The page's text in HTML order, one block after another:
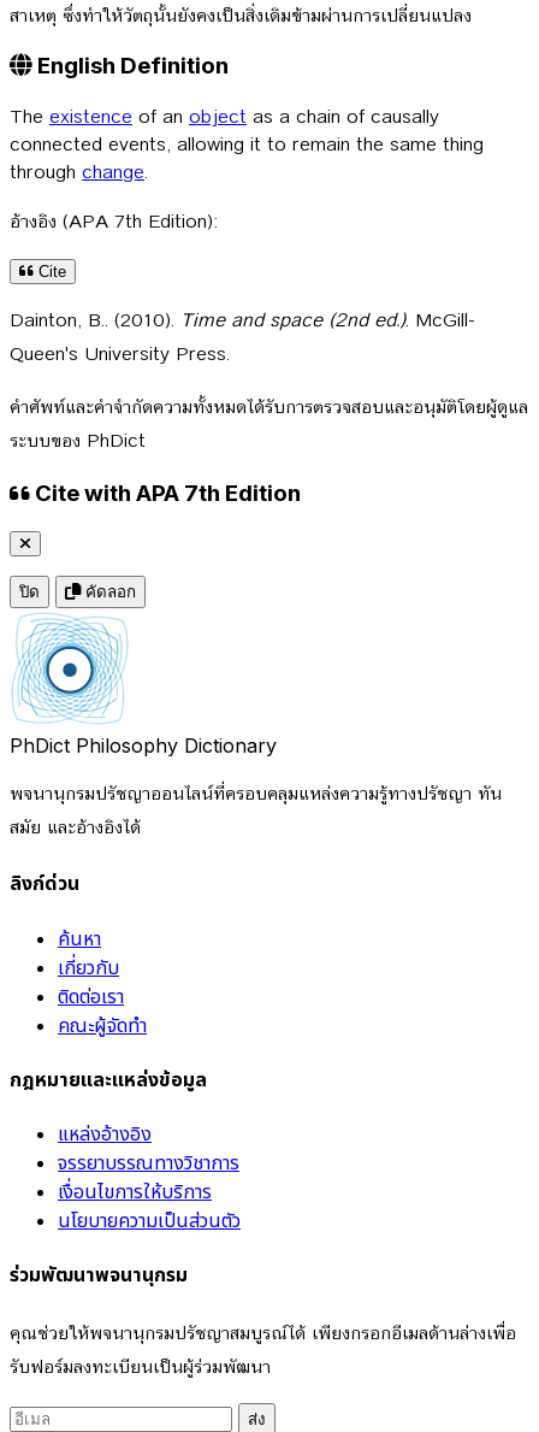
สาเหตุ ซึ่งทำให้วัตถุนั้นยังคงเป็นสิ่งเดิมข้ามผ่านการเปลี่ยนแปลง
English Definition
The existence of an object as a chain of causally
connected events, allowing it to remain the same thing
through change.
อ้างอิง (APA 7th Edition):
Cite
Dainton, B.. (2010). Time and space (2nd ed.). McGill-
Queen's University Press.
คำศัพท์และคำจำกัดความทั้งหมดได้รับการตรวจสอบและอนุมัติโดยผู้ดูแล
ระบบของ PhDict
Cite with APA 7th Edition
ปิด คัดลอก
PhDict Philosophy Dictionary
พจนานุกรมปรัชญาออนไลน์ที่ครอบคลุมแหล่งความรู้ทางปรัชญา ทัน
สมัย และอ้างอิงได้
ลิงก์ด่วน
ค้นหา
เกี่ยวกับ
ติดต่อเรา
คณะผู้จัดทำ
กฎหมายและแหล่งข้อมูล
แหล่งอ้างอิง
จรรยาบรรณทางวิชาการ
เงื่อนไขการให้บริการ
นโยบายความเป็นส่วนตัว
ร่วมพัฒนาพจนานุกรม
คุณช่วยให้พจนานุกรมปรัชญาสมบูรณ์ได้ เพียงกรอกอีเมลด้านล่างเพื่อ
รับฟอร์มลงทะเบียนเป็นผู้ร่วมพัฒนา
ส่ง